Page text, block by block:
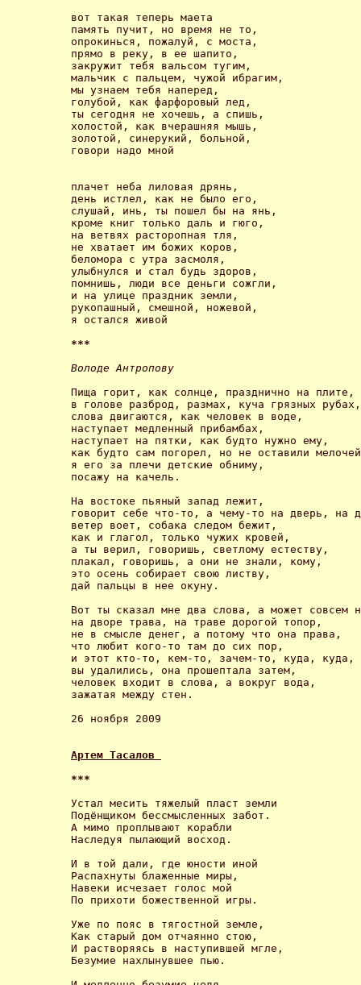
вот такая теперь маета
память пучит, но время не то,
опрокинься, пожалуй, с моста,
прямо в реку, в ее шапито,
закружит тебя вальсом тугим,
мальчик с пальцем, чужой ибрагим,
мы узнаем тебя наперед,
голубой, как фарфоровый лед,
ты сегодня не хочешь, а спишь,
холостой, как вчерашняя мышь,
золотой, синерукий, больной,
говори надо мной
плачет неба лиловая дрянь,
день истлел, как не было его,
слушай, инь, ты пошел бы на янь,
кроме книг только даль и гюго,
на ветвях расторопная тля,
не хватает им божих коров,
беломора с утра засмоля,
улыбнулся и стал будь здоров,
помнишь, люди все деньги сожгли,
и на улице праздник земли,
рукопашный, смешной, ножевой,
я остался живой
***
Володе Антропову
Пища горит, как солнце, празднично на плите,
в голове разброд, размах, куча грязных
слова двигаются, как человек в воде,
наступает медленный прибамбах,
наступает на пятки, как будто нужно ему,
как будто сам погорел, но не оставили
я его за плечи детские обниму,
посажу на качель.
На востоке пьяный запад лежит,
говорит себе что-то, а чему-то на дверь, на
ветер воет, собака следом бежит,
как и глагол, только чужих кровей,
а ты верил, говоришь, светлому естеству,
плакал, говоришь, а они не знали, кому,
это осень собирает свою листву,
дай пальцы в нее окуну.
Вот ты сказал мне два слова, а может совсем
на дворе трава, на траве дорогой топор,
не в смысле денег, а потому что она права,
что любит кого-то там до сих пор,
и этот кто-то, кем-то, зачем-то, куда, куда,
вы удалились, она прошептала затем,
человек входит в слова, а вокруг вода,
зажатая между стен.
26 ноября 2009
Артем Тасалов
***
Устал месить тяжелый пласт земли
Подёнщиком бессмысленных забот.
А мимо проплывают корабли
Наследуя пылающий восход.
И в той дали, где юности иной
Распахнуты блаженные миры,
Навеки исчезает голос мой
По прихоти божественной игры.
Уже по пояс в тягостной земле,
Как старый дом отчаянно стою,
И растворяясь в наступившей мгле,
Безумие нахлынувшее пью.